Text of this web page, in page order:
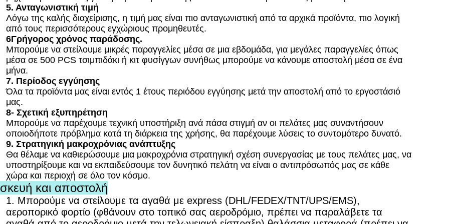
5. Ανταγωνιστική τιμή
Λόγω της καλής διαχείρισης, η τιμή μας είναι πιο ανταγωνιστική από τα αρχικά προϊόντα, πιο λογική
από τους περισσότερους εγχώριους προμηθευτές.
6Γρήγορος χρόνος παράδοσης.
Μπορούμε να στείλουμε μικρές παραγγελίες μέσα σε μια εβδομάδα, για μεγάλες παραγγελίες όπως
μέσα σε 500 PCS τσιμπιδάκι ή κιτ φυσίγγων συνήθως μπορούμε να κάνουμε αποστολή μέσα σε ένα
μήνα.
7. Περίοδος εγγύησης
Όλα τα προϊόντα μας είναι εντός 1 έτους περιόδου εγγύησης μετά την αποστολή από το εργοστάσιό
μας.
8- Σχετική εξυπηρέτηση
Μπορούμε να παρέχουμε τεχνική υποστήριξη ανά πάσα στιγμή αν οι πελάτες μας συναντήσουν
οποιοδήποτε πρόβλημα κατά τη διάρκεια της χρήσης, θα παρέχουμε λύσεις το συντομότερο δυνατό.
9. Στρατηγική μακροχρόνιας ανάπτυξης
Θα θέλαμε να καθιερώσουμε μια μακροχρόνια στρατηγική σχέση συνεργασίας με τους πελάτες μας, να
υποστηρίξουμε και να εκπαιδεύσουμε τον δυνητικό πελάτη να είναι ο αντιπρόσωπός μας σε κάθε
χώρα και περιοχή σε όλο τον κόσμο.
και αποστολή
1. Μπορούμε να στείλουμε τα αγαθά με express (DHL/FEDEX/TNT/UPS/EMS),
αεροπορικό φορτίο (φθάνουν στο τοπικό σας αεροδρόμιο, πρέπει να παραλάβετε τα